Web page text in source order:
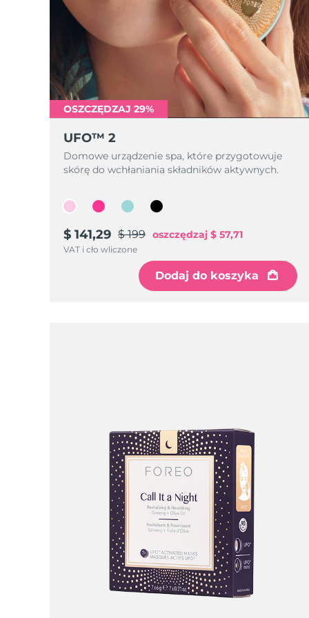
OSZCZĘDZAJ 29%
UFO™ 2
Domowe urządzenie spa, które przygotowuje
skórę do wchłaniania składników aktywnych.
$ 141,29 $ 199 oszczędzaj $ 57,71
VAT i cło wliczone
Dodaj do koszyka